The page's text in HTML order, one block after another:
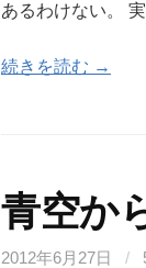
あるわけない。
続きを読む →
青空か
2012年6月27日 /